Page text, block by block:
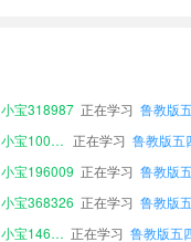
小宝318987 正在学习 鲁教版
小宝100147 正在学习
小宝196009 正在学习 鲁教版
小宝368326 正在学习 鲁教版
小宝146690 正在学习